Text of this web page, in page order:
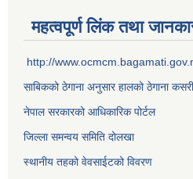
महत्वपूर्ण लिंक तथा
http://
साबिकको ठेगाना अनुसार हालको ठेगाना
नेपाल सरकारको आधिकारिक पोर्टल
जिल्ला समन्वय समिति दोलखा
स्थानीय तहको वेवसाईटको विवरण